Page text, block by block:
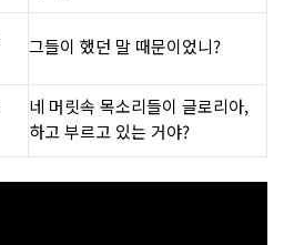
그들이 했던 말 때문이었니?
네 머릿속 목소리들이 글로리아,
하고 부르고 있는 거야?